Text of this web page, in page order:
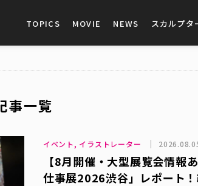
TOPICS MOVIE NEWS スカルプタ
事一覧
イベント, イラストレーター
【8月開催・大型展覧会情報
仕事展2026渋谷」レポート